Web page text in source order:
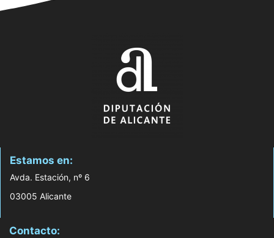
Estamos en:
Avda. Estación, nº 6
03005 Alicante
Contacto: